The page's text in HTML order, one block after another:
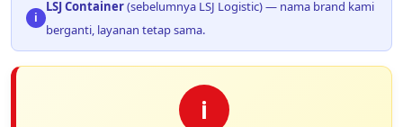
i
LSJ Container(sebelumnya LSJ Logistic) — nama brand kami
berganti, layanan tetap sama.
i